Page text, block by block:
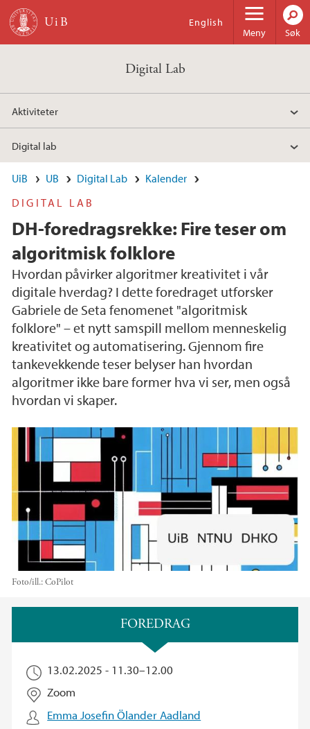
Hopp til hovedinnhold
Meny
English
Søk
Digital Lab
Aktiviteter
Digital lab
UiB UB Digital Lab
Kalender
DIGITAL LAB
DH-foredragsrekke: Fire teser om
algoritmisk folklore
Hvordan påvirker algoritmer kreativitet i vår
digitale hverdag? I dette foredraget utforsker
Gabriele de Seta fenomenet "algoritmisk
folklore" – et nytt samspill mellom menneskelig
kreativitet og automatisering. Gjennom fire
tankevekkende teser belyser han hvordan
algoritmer ikke bare former hva vi ser, men også
hvordan vi skaper.
Foto/ill.:CoPilot
FOREDRAG
13.02.2025 - 11.30–12.00
Zoom
Emma Josefin Ölander Aadland